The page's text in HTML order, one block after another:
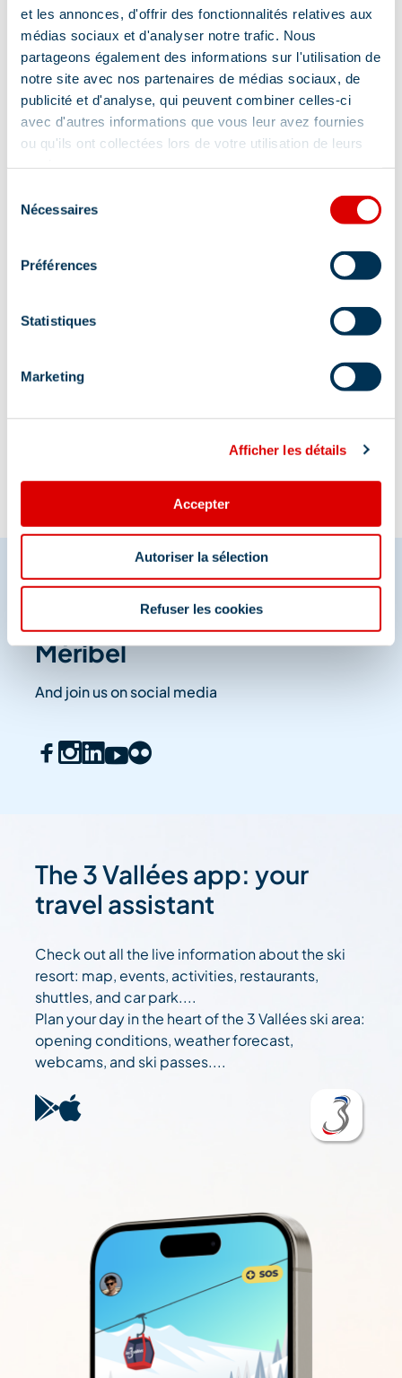
et les annonces, d'offrir des fonctionnalités relatives aux
médias sociaux et d'analyser notre trafic. Nous
partageons également des informations sur l'utilisation de
notre site avec nos partenaires de médias sociaux, de
publicité et d'analyse, qui peuvent combiner celles-ci
avec d'autres informations que vous leur avez fournies
ou qu'ils ont collectées lors de votre utilisation de leurs
Nécessaires
Préférences
Statistiques
Marketing
Afficher les détails
Accepter
Autoriser la sélection
Refuser les cookies
04/11/2025.
Share your moments in
Méribel
And join us on social media
The 3 Vallées app: your
travel assistant
Check out all the live information about the ski
resort: map, events, activities, restaurants,
shuttles, and car park....
Plan your day in the heart of the 3 Vallées ski area:
opening conditions, weather forecast,
webcams, and ski passes....